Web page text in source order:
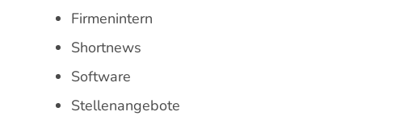
Firmenintern
Shortnews
Software
Stellenangebote